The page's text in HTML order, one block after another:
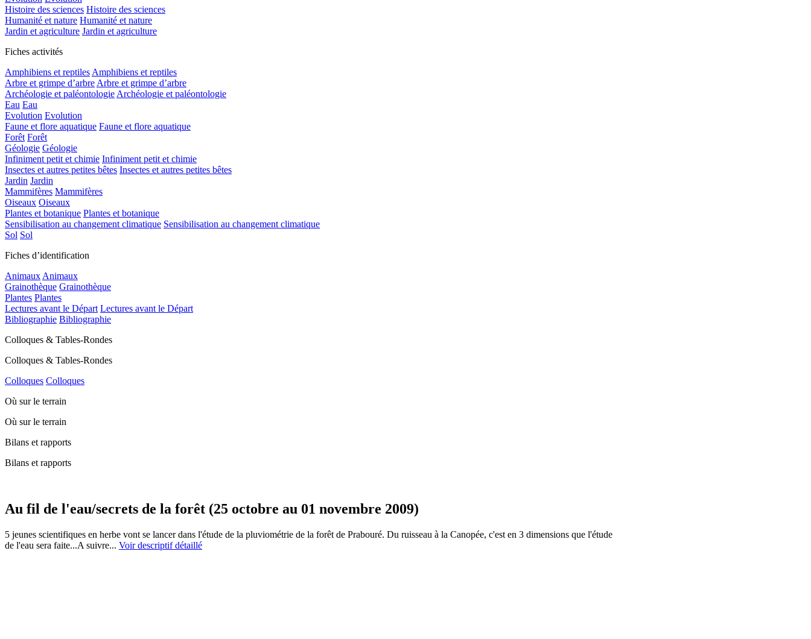
Histoire des sciences Histoire des sciences
Humanité et nature Humanité et nature
Jardin et agriculture Jardin et agriculture
Fiches activités
Amphibiens et reptiles Amphibiens et reptiles
Arbre et grimpe d’arbre Arbre et grimpe d’arbre
Archéologie et paléontologie Archéologie et paléontologie
Eau Eau
Evolution Evolution
Faune et flore aquatique Faune et flore aquatique
Forêt Forêt
Géologie Géologie
Infiniment petit et chimie Infiniment petit et chimie
Insectes et autres petites bêtes Insectes et autres petites bêtes
Jardin Jardin
Mammifères Mammifères
Oiseaux Oiseaux
Plantes et botanique Plantes et botanique
Sensibilisation au changement climatique Sensibilisation au changement climatique
Sol Sol
Fiches d’identification
Animaux Animaux
Grainothèque Grainothèque
Plantes Plantes
Lectures avant le Départ Lectures avant le Départ
Bibliographie Bibliographie
Colloques & Tables-Rondes
Colloques & Tables-Rondes
Colloques Colloques
Où sur le terrain
Où sur le terrain
Bilans et rapports
Bilans et rapports
Au fil de l'eau/secrets de la forêt (25 octobre au 01 novembre 2009)
5 jeunes scientifiques en herbe vont se lancer dans l'étude de la pluviométrie de la forêt de Prabouré. Du ruisseau à la Canopée, c'est en 3 dimensions que l'étude
de l'eau sera faite...A suivre... Voir descriptif détaillé